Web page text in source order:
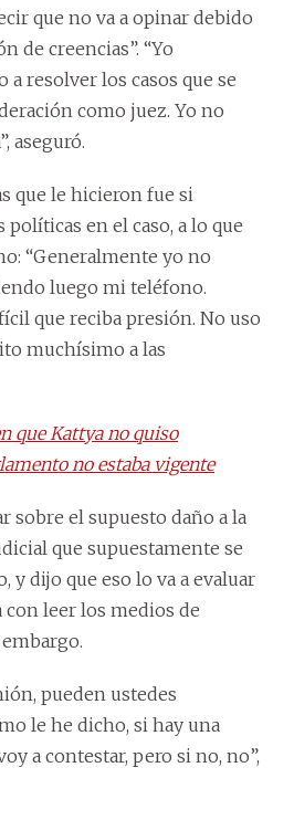
que no va a opinar debido
de creencias”. “Yo
resolver los casos que se
como juez. Yo no
aseguró.
que le hicieron fue si
en el caso, a lo que
“Generalmente yo no
luego mi teléfono.
que reciba presión. No uso
muchísimo a las
que Kattya no quiso
no estaba vigente
sobre el supuesto daño a la
que supuestamente se
y dijo que eso lo va a evaluar
con leer los medios de
pueden ustedes
le he dicho, si hay una
a contestar, pero si no, no”,